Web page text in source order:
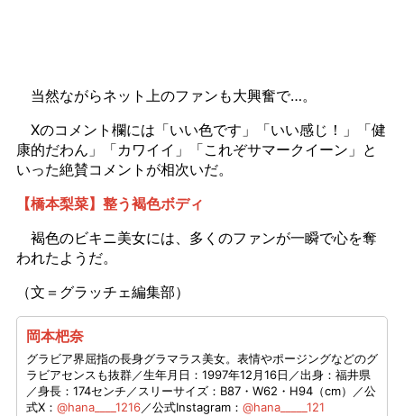
当然ながらネット上のファンも大興奮で…。
Xのコメント欄には「いい色です」「いい感じ！」「健
康的だわん」「カワイイ」「これぞサマークイーン」と
いった絶賛コメントが相次いだ。
【橋本梨菜】整う褐色ボディ
褐色のビキニ美女には、多くのファンが一瞬で心を奪
われたようだ。
（文＝グラッチェ編集部）
岡本杷奈
グラビア界屈指の長身グラマラス美女。表情やポージングなどのグ
ラビアセンスも抜群／生年月日：1997年12月16日／出身：福井県
／身長：174センチ／スリーサイズ：B87・W62・H94（cm）／公
式X： @hana____1216／公式Instagram： @hana_____121